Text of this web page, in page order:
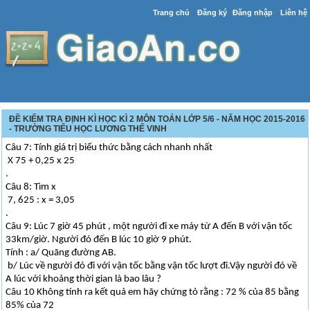
Trang chủ Đăng ký Đăng nhập Liên hệ
ĐỀ KIỂM TRA ĐỊNH KÌ HỌC KÌ 2 MÔN TOÁN LỚP 5/6 - NĂM HỌC 2015-2016
- TRƯỜNG TIỂU HỌC LƯƠNG THẾ VINH
Câu 7: Tính giá trị biểu thức bằng cách nhanh nhất
X 75 + 0,25 x 25
.
Câu 8: Tìm x
7, 625 : x = 3,05
.
Câu 9: Lúc 7 giờ 45 phút , một người đi xe máy từ A đến B với vận tốc
33km/giờ. Người đó đến B lúc 10 giờ 9 phút.
Tính : a/ Quãng đường AB.
b/ Lúc về người đó đi với vận tốc bằng vận tốc lượt đi.Vậy người đó về
A lúc với khoảng thời gian là bao lâu ?
Câu 10 Không tính ra kết quả em hãy chứng tỏ rằng : 72 % của 85 bằng
85% của 72